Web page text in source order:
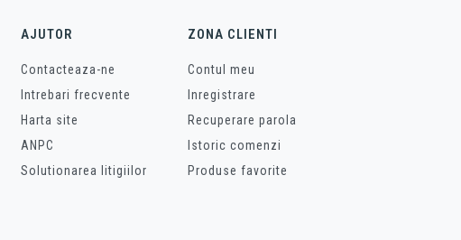
AJUTOR
Contacteaza-ne
Intrebari frecvente
Harta site
ANPC
Solutionarea litigiilor
ZONA CLIENTI
Contul meu
Inregistrare
Recuperare parola
Istoric comenzi
Produse favorite